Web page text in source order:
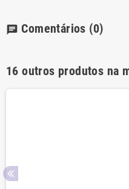
chat Comentários (0)
16 outros produtos na